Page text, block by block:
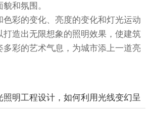
和氛围。
色彩的变化、亮度的变化和灯光运动
打造出无限想象的照明效果，使建筑
多彩的艺术气息，为城市添上一道亮
照明工程设计，如何利用光线变幻呈